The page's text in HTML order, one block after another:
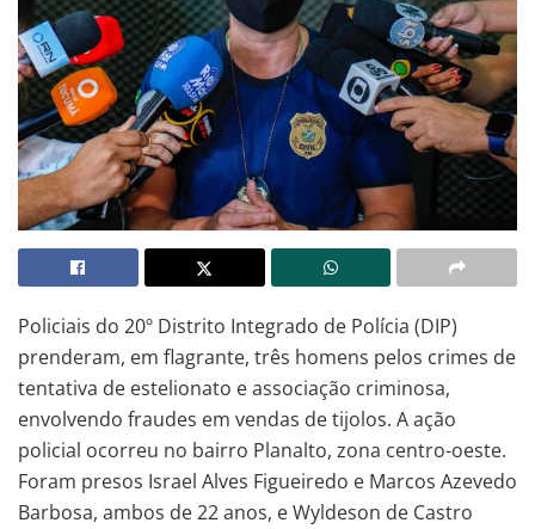
Policiais do 20º Distrito Integrado de Polícia (DIP)
prenderam, em flagrante, três homens pelos crimes de
tentativa de estelionato e associação criminosa,
envolvendo fraudes em vendas de tijolos. A ação
policial ocorreu no bairro Planalto, zona centro-oeste.
Foram presos Israel Alves Figueiredo e Marcos Azevedo
Barbosa, ambos de 22 anos, e Wyldeson de Castro